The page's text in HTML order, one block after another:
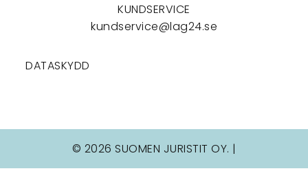
KUNDSERVICE
kundservice@lag24.se
DATASKYDD
© 2026 SUOMEN JURISTIT OY. |